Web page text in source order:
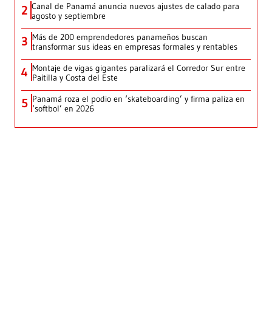
2 Canal de Panamá anuncia nuevos ajustes de calado para
agosto y septiembre
3 Más de 200 emprendedores panameños buscan
transformar sus ideas en empresas formales y rentables
4 Montaje de vigas gigantes paralizará el Corredor Sur entre
Paitilla y Costa del Este
5 Panamá roza el podio en ‘skateboarding’ y firma paliza en
‘softbol’ en 2026